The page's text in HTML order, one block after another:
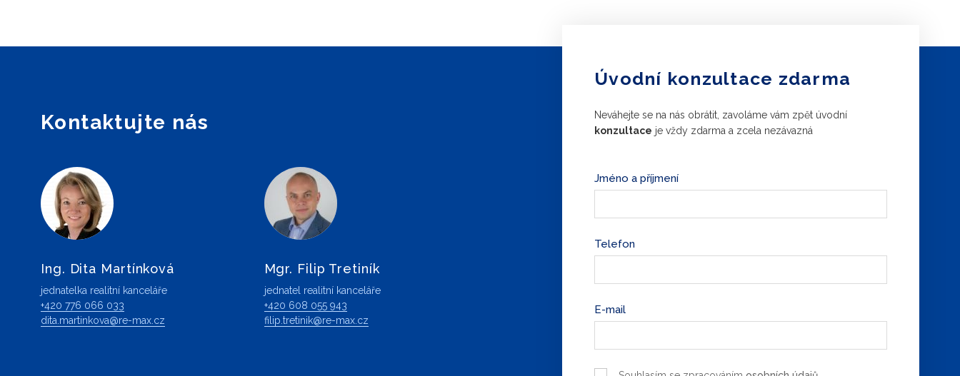
Kontaktujte nás
Ing. Dita Martínková
jednatelka realitní kanceláře
+420 776 066 033
dita.martinkova@re-max.cz
Mgr. Filip Tretiník
jednatel realitní kanceláře
+420 608 055 943
filip.tretinik@re-max.cz
Úvodní konzultace zdarma
Neváhejte se na nás obrátit, zavoláme vám zpět úvodní
konzultace je vždy zdarma a zcela nezávazná
Jméno a příjmení
Telefon
E-mail